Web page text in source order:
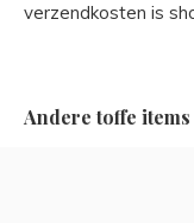
verzendkosten is
Andere toffe items